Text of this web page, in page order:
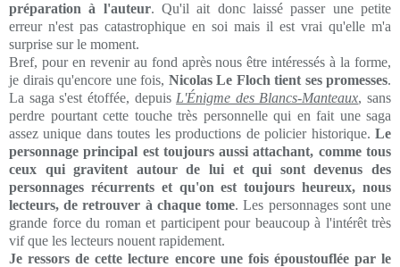
préparation à l'auteur. Qu'il ait donc laissé passer une petite
erreur n'est pas catastrophique en soi mais il est vrai qu'elle m'a
surprise sur le moment.
Bref, pour en revenir au fond après nous être intéressés à la forme,
je dirais qu'encore une fois, Nicolas Le Floch tient ses promesses.
La saga s'est étoffée, depuis L'Énigme des Blancs-Manteaux, sans
perdre pourtant cette touche très personnelle qui en fait une saga
assez unique dans toutes les productions de policier historique. Le
personnage principal est toujours aussi attachant, comme tous
ceux qui gravitent autour de lui et qui sont devenus des
personnages récurrents et qu'on est toujours heureux, nous
lecteurs, de retrouver à chaque tome. Les personnages sont une
grande force du roman et participent pour beaucoup à l'intérêt très
vif que les lecteurs nouent rapidement.
Je ressors de cette lecture encore une fois époustoufléepar le